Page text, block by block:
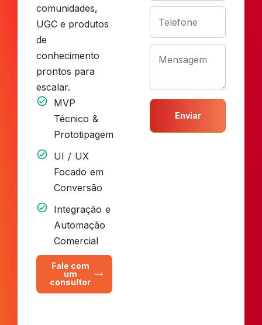
comunidades,
UGC e produtos
de
conhecimento
prontos para
escalar.
MVP
Técnico &
Prototipagem
UI / UX
Focado em
Conversão
Integração e
Automação
Comercial
Fale com
um
consultor
Enviar